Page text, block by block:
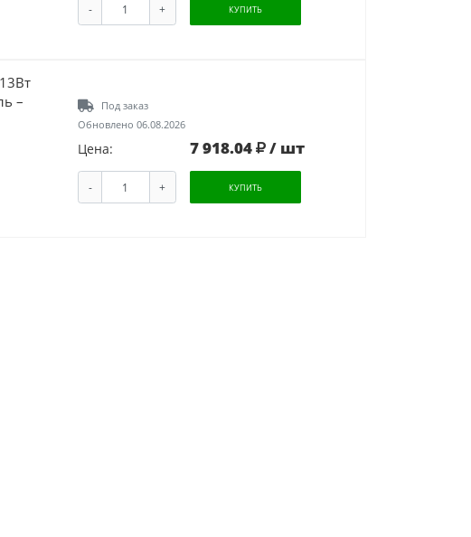
- + КУПИТЬ
–
Под заказ
Обновлено 06.08.2026
Цена: 7 918.04 / шт
- + КУПИТЬ